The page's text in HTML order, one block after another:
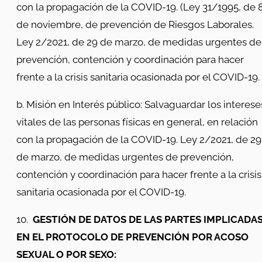
con la propagación de la COVID-19. (Ley 31/1995, de
de noviembre, de prevención de Riesgos Laborales.
Ley 2/2021, de 29 de marzo, de medidas urgentes de
prevención, contención y coordinación para hacer
frente a la crisis sanitaria ocasionada por el COVID-19.
b. Misión en Interés público: Salvaguardar los
vitales de las personas físicas en general, en relación
con la propagación de la COVID-19. Ley 2/2021, de 29
de marzo, de medidas urgentes de prevención,
contención y coordinación para hacer frente a la crisis
sanitaria ocasionada por el COVID-19.
10. GESTIÓN DE DATOS DE LAS PARTES
EN EL PROTOCOLO DE PREVENCIÓN POR ACOSO
SEXUAL O POR SEXO: